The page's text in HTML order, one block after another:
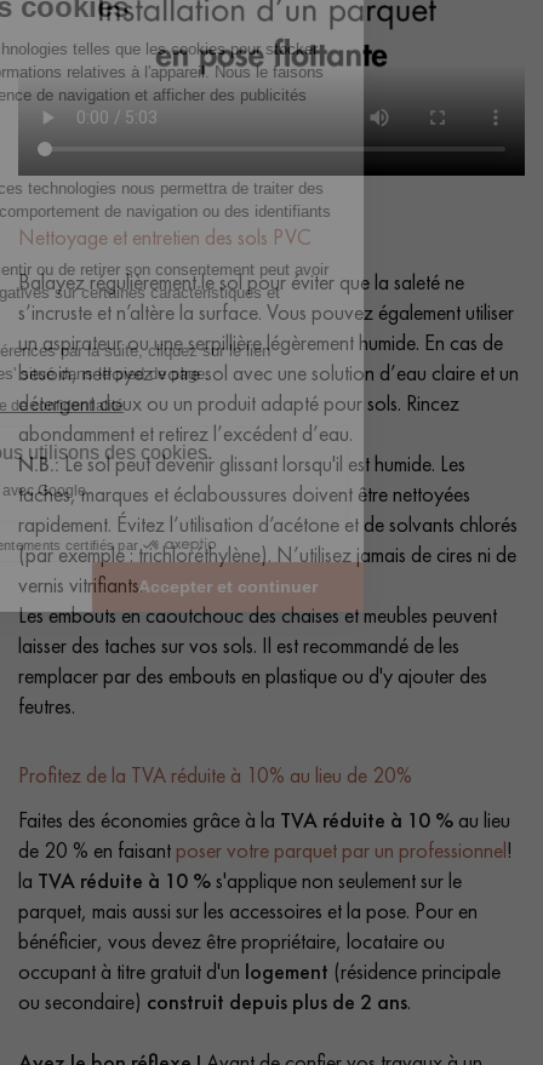
Nettoyage et entretien des sols PVC
Balayez régulièrement le sol pour éviter que la saleté ne
s’incruste et n’altère la surface. Vous pouvez également utiliser
un aspirateur ou une serpillière légèrement humide. En cas de
besoin, nettoyez votre sol avec une solution d’eau claire et un
détergent doux ou un produit adapté pour sols. Rincez
abondamment et retirez l’excédent d’eau.
N.B.:Le sol peut devenir glissant lorsqu'il est humide. Les
taches, marques et éclaboussures doivent être nettoyées
rapidement. Évitez l’utilisation d’acétone et de solvants chlorés
(par exemple : trichloréthylène). N’utilisez jamais de cires ni de
vernis vitrifiants.
Les embouts en caoutchouc des chaises et meubles peuvent
laisser des taches sur vos sols. Il est recommandé de les
remplacer par des embouts en plastique ou d'y ajouter des
feutres.
Profitez de la TVA réduite à 10% au lieu de 20%
Faites des économies grâce à la TVA réduite à 10 % au lieu
de 20 % en faisant poser votre parquet par un professionnel!
la TVA réduite à 10 %s'applique non seulement sur le
parquet, mais aussi sur les accessoires et la pose. Pour en
bénéficier, vous devez être propriétaire, locataire ou
occupant à titre gratuit d'un logement (résidence principale
ou secondaire) construit depuis plus de 2 ans.